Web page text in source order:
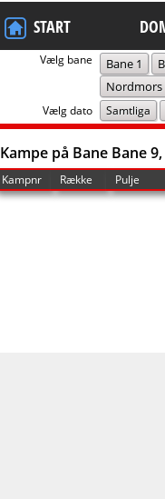
START
Vælg bane Bane 1
Nordmors
Vælg dato Samtliga
Kampe på Bane Bane
Kampnr Række Pulje